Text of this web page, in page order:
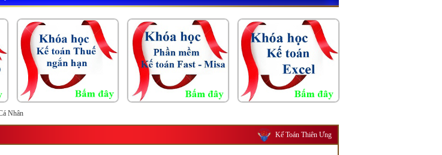
Nhân
Kế Toán Thiên Ưng